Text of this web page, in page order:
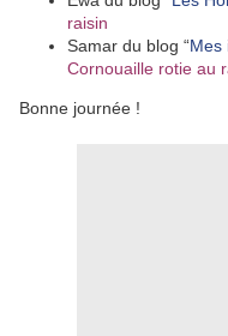
raisin
Samar du blog “Mes
Cornouaille rotie au
Bonne journée !